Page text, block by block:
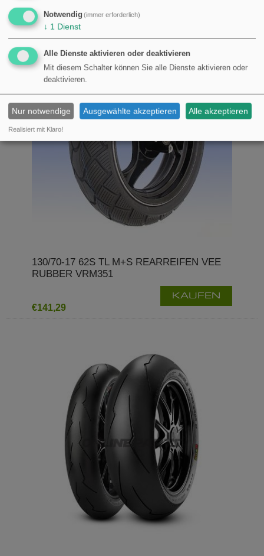
130/70-17 62S TL M+S REARREIFEN VEE
RUBBER VRM351
€141,29
KAUFEN
Notwendig (immer erforderlich)
↓ 1 Dienst
Alle Dienste aktivieren oder deaktivieren
Mit diesem Schalter können Sie alle Dienste aktivieren oder
deaktivieren.
Nur notwendige Ausgewählte akzeptieren Alle akzeptieren
Realisiert mit Klaro!